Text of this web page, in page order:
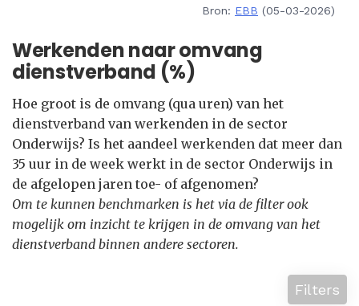
Bron: EBB (05-03-2026)
Werkenden naar omvang
dienstverband (%)
Hoe groot is de omvang (qua uren) van het
dienstverband van werkenden in de sector
Onderwijs? Is het aandeel werkenden dat meer dan
35 uur in de week werkt in de sector Onderwijs in
de afgelopen jaren toe- of afgenomen?
Om te kunnen benchmarken is het via de filter ook
mogelijk om inzicht te krijgen in de omvang van het
dienstverband binnen andere sectoren.
Filters